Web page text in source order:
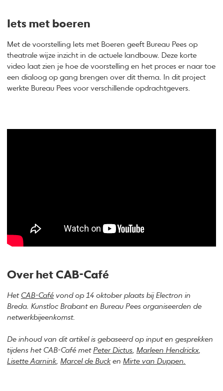
Iets met boeren
Met de voorstelling Iets met Boeren geeft Bureau Pees op
theatrale wijze inzicht in de actuele landbouw. Deze korte
video laat zien je hoe de voorstelling en het proces er naar toe
een dialoog op gang brengen over dit thema. In dit project
werkte Bureau Pees voor verschillende opdrachtgevers.
Over het CAB-Café
Het CAB-Café vond op 14 oktober plaats bij Electron in
Breda. Kunstloc Brabant en Bureau Pees organiseerden de
netwerkbijeenkomst.
De inhoud van dit artikel is gebaseerd op input en gesprekken
tijdens het CAB-Café metPeter Dictus,Marleen Hendrickx,
Lisette Aarnink,Marcel de BuckenMirte van Duppen.